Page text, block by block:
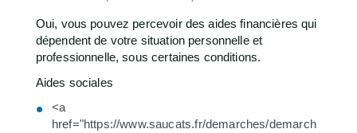
Oui, vous pouvez percevoir des aides financières qui
dépendent de votre situation personnelle et
professionnelle, sous certaines conditions.
Aides sociales
<a
href="https://www.saucats.fr/demarches/demarch